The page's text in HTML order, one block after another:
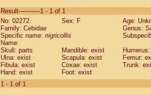
CebidaeSaguinus labiatus(0)
Cebidae Saguinus leucopus (0)
Cebidae
CebidaeSaguinus mystax
Cebidae Saguinus nigricollis (1)
Cebidae Saguinus oedipus
Cebidae Saguinus weddelli
Cebidae Saguinusspp.
Cebidae
Result-----------1 - 1 of 1
No: 02272
Sex: F
Age:
Family: Cebidae
Genus:
Specific name: nigricollis
Name:
Skull: parts
Mandible: exist
Ulna: exist
Scapula: exist
Femur:
Fibula: exist
Coxae: exist
Trunk:
Hand: exist
Foot: exist
1 - 1 of 1